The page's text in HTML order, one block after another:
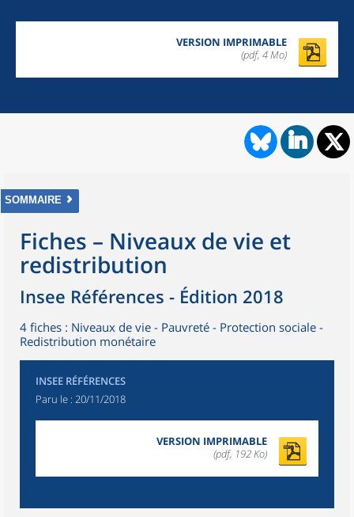
VERSION IMPRIMABLE
(pdf, 4 Mo)
SOMMAIRE
Fiches – Niveaux de vie et
redistribution
Insee Références - Édition 2018
4 fiches : Niveaux de vie - Pauvreté - Protection sociale -
Redistribution monétaire
INSEE RÉFÉRENCES
Paru le : 20/11/2018
VERSION IMPRIMABLE
(pdf, 192 Ko)